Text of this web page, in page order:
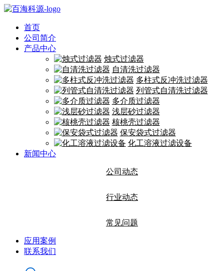
首页
公司简介
产品中心
烛式过滤器
自清洗过滤器
多柱式反冲洗过滤器
列管式自清洗过滤器
多介质过滤器
浅层砂过滤器
核桃壳过滤器
保安袋式过滤器
化工溶液过滤设备
新闻中心
公司动态
行业动态
常见问题
应用案例
联系我们